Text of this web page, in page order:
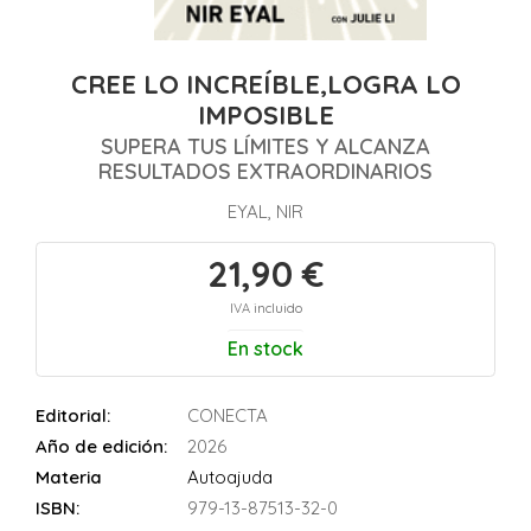
CREE LO INCREÍBLE,LOGRA LO
IMPOSIBLE
SUPERA TUS LÍMITES Y ALCANZA
RESULTADOS EXTRAORDINARIOS
EYAL, NIR
21,90 €
IVA incluido
En stock
Editorial:
CONECTA
Año de edición:
2026
Materia
Autoajuda
ISBN:
979-13-87513-32-0